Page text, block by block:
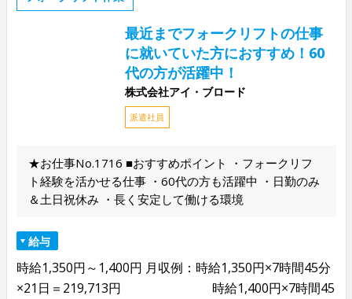
最近までフォークリフトの仕事
に就いていた方におすすめ！60
代の方が活躍中！
株式会社アイ・ブロード
派遣社員
★お仕事No.1716 ■おすすめポイント ・フォークリフ
ト経験を活かせる仕事 ・60代の方も活躍中 ・日勤のみ
＆土日祝休み ・長く安定して働ける環境
給与
時給1,350円～1,400円 月収例：時給1,350円×7時間45分
×21日＝219,713円 時給1,400円×7時間45